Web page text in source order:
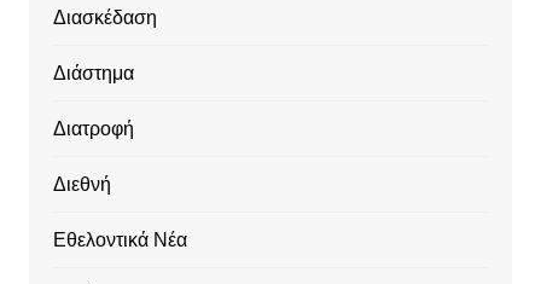
Διασκέδαση
Διάστημα
Διατροφή
Διεθνή
Εθελοντικά Νέα